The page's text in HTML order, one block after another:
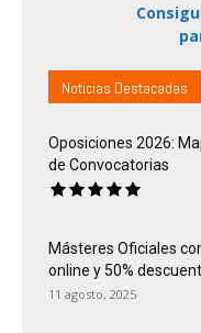
Noticias Destacadas
Oposiciones 2026:
de Convocatorias
Másteres Oficiales
online y 50%
11 agosto, 2025